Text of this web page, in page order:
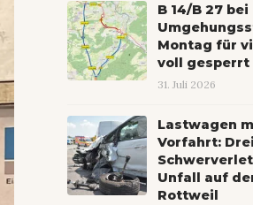
B 14/B 27
Montag für
voll gesperrt
31. Juli 2026
Lastwagen
Vorfahrt: Drei
Unfall auf
Rottweil